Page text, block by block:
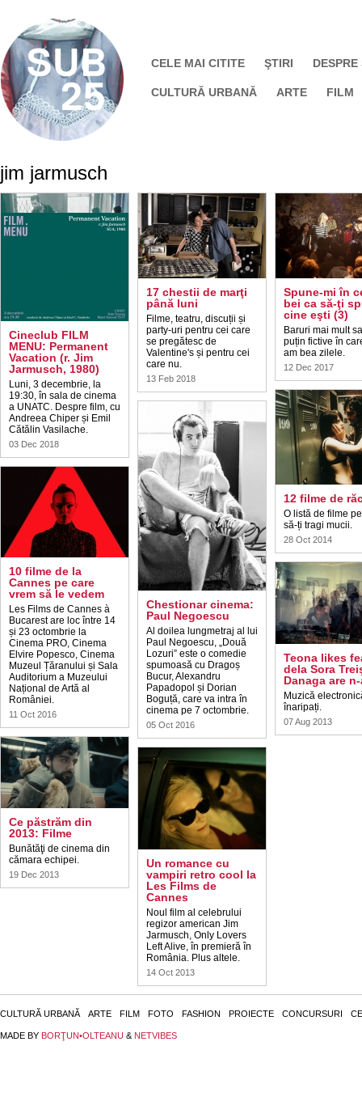
CELE MAI CITITE ŞTIRI DESPRE
CULTURĂ URBANĂ ARTE FILM
jim jarmusch
Cineclub FILM
MENU: Permanent
Vacation (r. Jim
Jarmusch, 1980)
Luni, 3 decembrie, la
19:30, în sala de cinema
a UNATC. Despre film, cu
Andreea Chiper și Emil
Cătălin Vasilache.
03 Dec 2018
10 filme de la
Cannes pe care
vrem să le vedem
Les Films de Cannes à
Bucarest are loc între 14
și 23 octombrie la
Cinema PRO, Cinema
Elvire Popesco, Cinema
Muzeul Țăranului și Sala
Auditorium a Muzeului
Național de Artă al
României.
11 Oct 2016
Ce păstrăm din
2013: Filme
Bunătăţi de cinema din
cămara echipei.
19 Dec 2013
17 chestii de marţi
până luni
Filme, teatru, discuții și
party-uri pentru cei care
se pregătesc de
Valentine's și pentru cei
care nu.
13 Feb 2018
Chestionar cinema:
Paul Negoescu
Al doilea lungmetraj al lui
Paul Negoescu, „Două
Lozuri” este o comedie
spumoasă cu Dragoș
Bucur, Alexandru
Papadopol și Dorian
Boguță, care va intra în
cinema pe 7 octombrie.
05 Oct 2016
Un romance cu
vampiri retro cool la
Les Films de
Cannes
Noul film al celebrului
regizor american Jim
Jarmusch, Only Lovers
Left Alive, în premieră în
România. Plus altele.
14 Oct 2013
Spune-mi în
bei ca să-ţi
cine eşti (3)
Baruri mai mult
puțin fictive în
am bea zilele.
12 Dec 2017
12 filme de
O listă de filme
să-ți tragi mucii.
28 Oct 2014
Teona likes
dela Sora
Danaga are
Muzică
înaripați.
07 Aug 2013
CULTURĂ URBANĂ ARTE FILM FOTO FASHION PROIECTE CONCURSURI
MADE BY BORŢUN•OLTEANU & NETVIBES